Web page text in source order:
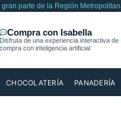
gran parte de la Región
CHOCOLATERÍA PANADERÍA